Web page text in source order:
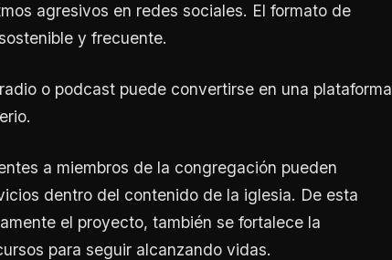
agresivos en redes sociales. El formato de
y frecuente.
o podcast puede convertirse en una plataforma
a miembros de la congregación pueden
dentro del contenido de la iglesia. De esta
el proyecto, también se fortalece la
para seguir alcanzando vidas.